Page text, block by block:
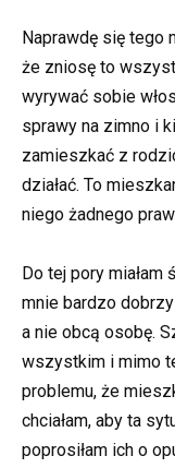
Naprawdę się tego
że zniosę to
wyrywać sobie
sprawy na zimno i
zamieszkać z
działać. To
niego żadnego
Do tej pory
mnie bardzo
a nie obcą osobę.
wszystkim i mimo
problemu, że
chciałam, aby ta
poprosiłam ich o